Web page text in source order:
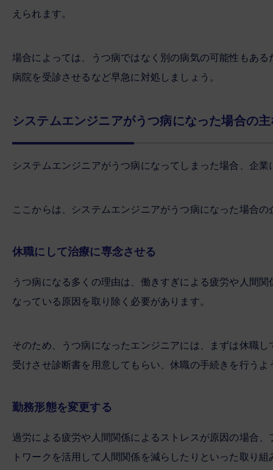
えられます。
場合によっては、うつ病ではなく別の病気の可能性もあ
病院を受診させるなど早急に対処しましょう。
システムエンジニアがうつ病になった場合の
システムエンジニアがうつ病になってしまった場合、企
ここからは、システムエンジニアがうつ病になった場合
休職にして治療に専念させる
うつ病になる多くの理由は、働きすぎによる疲労や人間
なっている原因を取り除く必要があります。
そのため、うつ病になったエンジニアには、まずは休職
受けさせ診断書を用意してもらい、休職の手続きを行うよ
勤務形態を変更する
過労による疲労や人間関係によるストレスが原因の場合
トワークを活用して人間関係を減らしたりといった取り